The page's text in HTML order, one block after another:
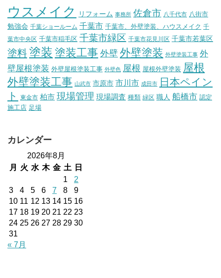
ウスメイク
リフォーム 事務所 佐倉市 八千代市 八街市
勉強会 千葉ショールーム 千葉市 千葉市、外壁塗装、ハウスメイク 千
葉市中央区 千葉市稲毛区 千葉市緑区 千葉市花見川区 千葉市若葉区
塗料塗装 塗装工事 外壁 外壁塗装 外壁塗装工事 外
壁屋根塗装 外壁屋根塗装工事 外壁色 屋根 屋根外壁塗装 屋根
外壁塗装工事 山武市 市原市 市川市 成田市
日本ペイン
ト
東金市 柏市 現場管理 現場調査 種類 緑区 職人 船橋市 認定
施工店 足場
カレンダー
2026年8月
月
火 水 木 金 土
日
1
2
3
4 5 6 7 8
9
10 11 12 13 14 15 16
17 18 19 20 21 22 23
24 25 26 27 28 29 30
31
« 7月